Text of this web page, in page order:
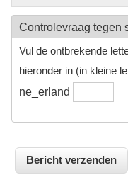
Controlevraag tegen
Vul de ontbrekende
hieronder in (in kleine
ne_erland